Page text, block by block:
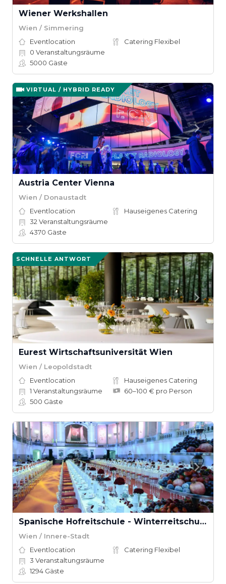
Wiener Werkshallen
Wien / Simmering
Eventlocation
Catering Flexibel
0 Veranstaltungsräume
5000 Gäste
VIRTUAL / HYBRID READY
Austria Center Vienna
Wien / Donaustadt
Eventlocation
Hauseigenes Catering
32 Veranstaltungsräume
4370 Gäste
SCHNELLE ANTWORT
Eurest Wirtschaftsuniversität Wien
Wien / Leopoldstadt
Eventlocation
Hauseigenes Catering
1 Veranstaltungsräume
60–100 € pro Person
500 Gäste
Spanische Hofreitschule - Winterreitschule
Wien / Innere-Stadt
Eventlocation
Catering Flexibel
3 Veranstaltungsräume
1294 Gäste